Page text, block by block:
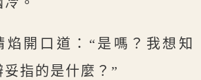
。
焰開口道：“是嗎？我想知
指的是什麼？”